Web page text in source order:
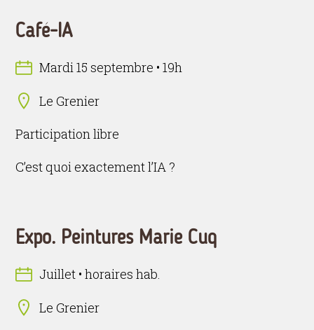
Café-IA
Mardi 15 septembre • 19h
Le Grenier
Participation libre
C’est quoi exactement l’IA ?
Expo. Peintures Marie Cuq
Juillet • horaires hab.
Le Grenier